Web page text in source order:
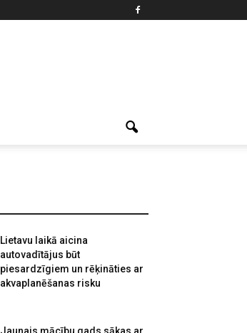
Lietavu laikā aicina
autovadītājus būt
piesardzīgiem un rēķināties ar
akvaplanēšanas risku